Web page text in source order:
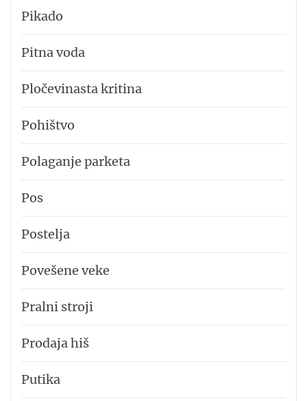
Pikado
Pitna voda
Pločevinasta kritina
Pohištvo
Polaganje parketa
Pos
Postelja
Povešene veke
Pralni stroji
Prodaja hiš
Putika